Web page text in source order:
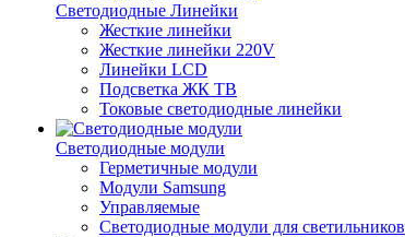
Светодиодные Линейки
Жесткие линейки
Жесткие линейки 220V
Линейки LCD
Подсветка ЖК ТВ
Токовые светодиодные линейки
Светодиодные модули
Герметичные модули
Модули Samsung
Управляемые
Светодиодные модули для светильников